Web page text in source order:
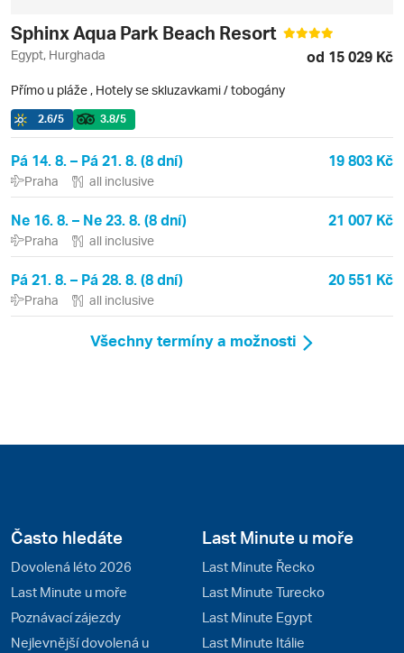
Sphinx Aqua Park Beach Resort
Egypt, Hurghada od 15 029 Kč
Přímo u pláže , Hotely se skluzavkami / tobogány
2.6/5 3.8/5
Pá 14. 8. – Pá 21. 8. (8 dní) 19 803 Kč
Praha all inclusive
Ne 16. 8. – Ne 23. 8. (8 dní) 21 007 Kč
Praha all inclusive
Pá 21. 8. – Pá 28. 8. (8 dní) 20 551 Kč
Praha all inclusive
Všechny termíny a možnosti
Často hledáte
Dovolená léto 2026
Last Minute u moře
Poznávací zájezdy
Nejlevnější dovolená u
Last Minute u moře
Last Minute Řecko
Last Minute Turecko
Last Minute Egypt
Last Minute Itálie